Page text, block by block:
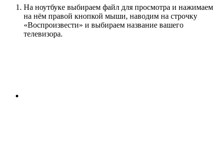
На ноутбуке выбираем файл для просмотра и нажимаем
на нём правой кнопкой мыши, наводим на строчку
«Воспроизвести» и выбираем название вашего
телевизора.